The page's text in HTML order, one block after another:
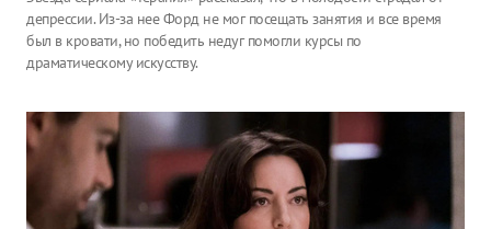
депрессии. Из-за нее Форд не мог посещать занятия и все время
был в кровати, но победить недуг помогли курсы по
драматическому искусству.